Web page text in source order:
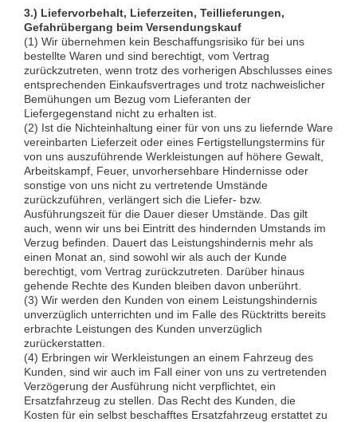
3.) Liefervorbehalt, Lieferzeiten, Teillieferungen,
Gefahrübergang beim Versendungskauf
(1) Wir übernehmen kein Beschaffungsrisiko für bei uns
bestellte Waren und sind berechtigt, vom Vertrag
zurückzutreten, wenn trotz des vorherigen Abschlusses eines
entsprechenden Einkaufsvertrages und trotz nachweislicher
Bemühungen um Bezug vom Lieferanten der
Liefergegenstand nicht zu erhalten ist.
(2) Ist die Nichteinhaltung einer für von uns zu liefernde Ware
vereinbarten Lieferzeit oder eines Fertigstellungstermins für
von uns auszuführende Werkleistungen auf höhere Gewalt,
Arbeitskampf, Feuer, unvorhersehbare Hindernisse oder
sonstige von uns nicht zu vertretende Umstände
zurückzuführen, verlängert sich die Liefer- bzw.
Ausführungszeit für die Dauer dieser Umstände. Das gilt
auch, wenn wir uns bei Eintritt des hindernden Umstands im
Verzug befinden. Dauert das Leistungshindernis mehr als
einen Monat an, sind sowohl wir als auch der Kunde
berechtigt, vom Vertrag zurückzutreten. Darüber hinaus
gehende Rechte des Kunden bleiben davon unberührt.
(3) Wir werden den Kunden von einem Leistungshindernis
unverzüglich unterrichten und im Falle des Rücktritts bereits
erbrachte Leistungen des Kunden unverzüglich
zurückerstatten.
(4) Erbringen wir Werkleistungen an einem Fahrzeug des
Kunden, sind wir auch im Fall einer von uns zu vertretenden
Verzögerung der Ausführung nicht verpflichtet, ein
Ersatzfahrzeug zu stellen. Das Recht des Kunden, die
Kosten für ein selbst beschafftes Ersatzfahrzeug erstattet zu